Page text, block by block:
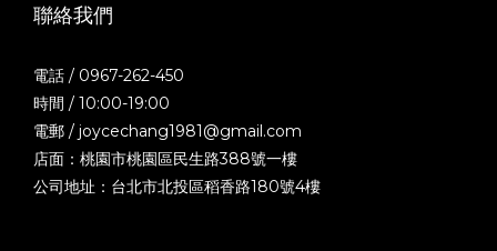
聯絡我們
電話 / 0967-262-450
時間 / 10:00-19:00
電郵 / joycechang1981@gmail.com
店面：桃園市桃園區民生路388號一樓
公司地址：台北市北投區稻香路180號4樓